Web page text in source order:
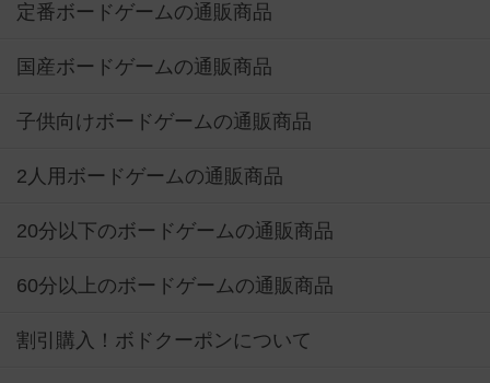
定番ボードゲームの通販商品
国産ボードゲームの通販商品
子供向けボードゲームの通販商品
2人用ボードゲームの通販商品
20分以下のボードゲームの通販商品
60分以上のボードゲームの通販商品
割引購入！ボドクーポンについて